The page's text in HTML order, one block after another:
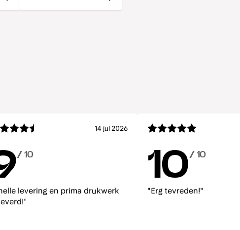
14 jul 2026
/ 10
levering en prima drukwerk
10/ 10
"Erg tevreden!"